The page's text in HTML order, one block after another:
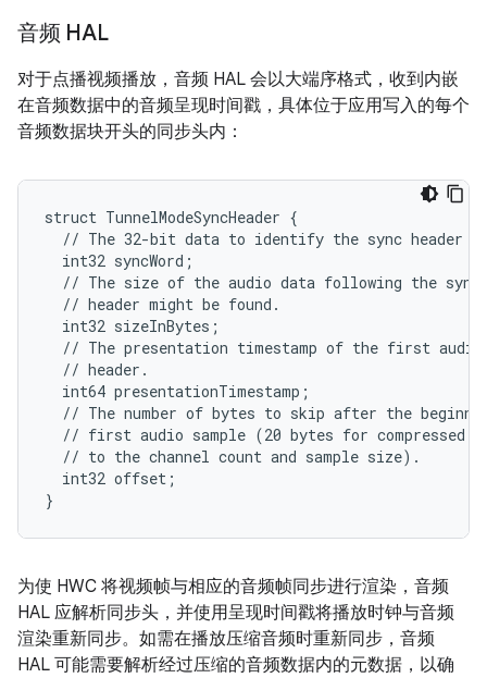
音频 HAL
对于点播视频播放，音频 HAL 会以大端序格式，收到内嵌
在音频数据中的音频呈现时间戳，具体位于应用写入的每个
音频数据块开头的同步头内：
struct TunnelModeSyncHeader {
// The 32-bit data to identify the sync header
  int32 syncWord;
// The size of the audio data following the
  // header might be found.
  int32 sizeInBytes;
// The presentation timestamp of the first
  // header.
  int64 presentationTimestamp;
// The number of bytes to skip after the
// first audio sample (20 bytes for compressed
  // to the channel count and sample size).
  int32 offset;
为使 HWC 将视频帧与相应的音频帧同步进行渲染，音频
HAL 应解析同步头，并使用呈现时间戳将播放时钟与音频
渲染重新同步。如需在播放压缩音频时重新同步，音频
HAL 可能需要解析经过压缩的音频数据内的元数据，以确